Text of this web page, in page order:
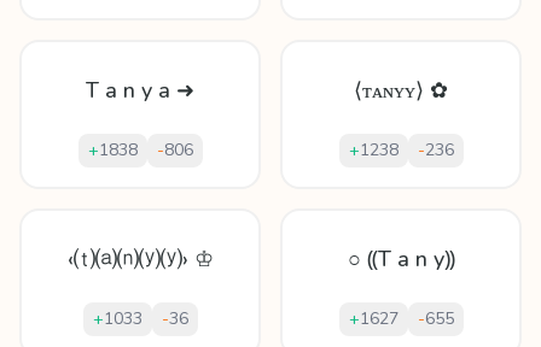
T a n y a ➜
+1838 -806
⟨ᴛᴀɴʏʏ⟩ ✿
+1238 -236
‹⒯⒜⒩⒴⒴› ♔
+1033 -36
○ ⸨T a n y⸩
+1627 -655